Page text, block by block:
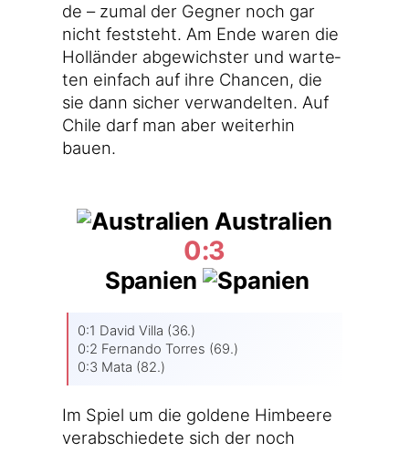
de – zumal der Geg­ner noch gar
nicht fest­steht. Am Ende waren die
Hol­län­der abge­wichs­ter und war­te­
ten ein­fach auf ihre Chan­cen, die
sie dann sicher ver­wan­del­ten. Auf
Chi­le darf man aber wei­ter­hin
bauen.
Australien
0:3
Spanien
0:1 David Vil­la (36.)
0:2 Fer­nan­do Tor­res (69.)
0:3 Mata (82.)
Im Spiel um die gol­de­ne Him­bee­re
ver­ab­schie­de­te sich der noch